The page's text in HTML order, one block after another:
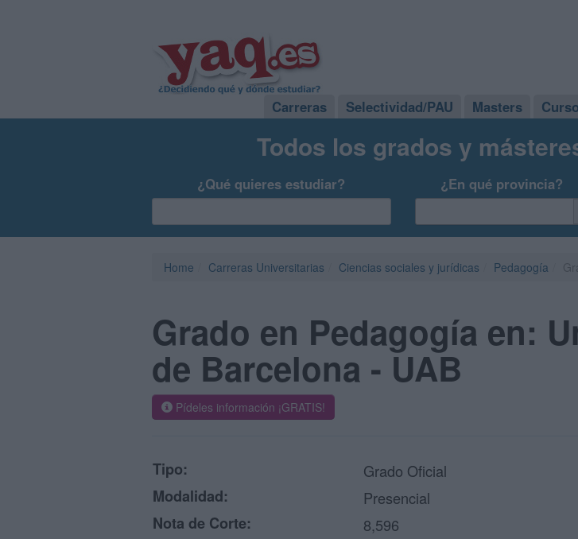
Carreras Selectividad/PAU Masters
Todos los grados y
¿Qué quieres estudiar? ¿En qué provincia?
Home Carreras Universitarias Ciencias sociales y jurídicas Pedagogía
Grado en Pedagogía en:
de Barcelona - UAB
Pídeles información ¡GRATIS!
Tipo:
Grado Oficial
Modalidad:
Presencial
Nota de Corte:
8,596